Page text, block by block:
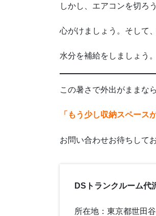
しかし、エアコンを切ろ
心がけましょう。そして
水分を補給をしましょう。
この暑さで外出がままな
「もう少し収納スペース
お問い合わせお待ちして
DSトランクルーム代
所在地：東京都世田